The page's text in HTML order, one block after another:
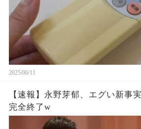
2025/06/11
【速報】永野芽郁、エグい新事
完全終了w